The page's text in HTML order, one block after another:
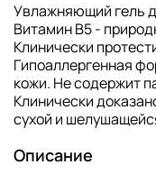
Увлажняющий гель
Витамин В5 -
Клинически
Гипоаллергенная
кожи. Не содержит
Клинически
сухой и
Описание